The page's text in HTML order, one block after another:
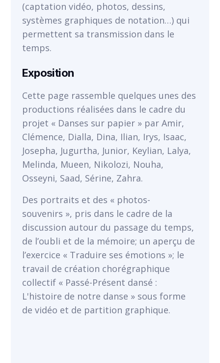
(captation vidéo, photos, dessins,
systèmes graphiques de notation…) qui
permettent sa transmission dans le
temps.
Exposition
Cette page rassemble quelques unes des
productions réalisées dans le cadre du
projet « Danses sur papier » par Amir,
Clémence, Dialla, Dina, Ilian, Irys, Isaac,
Josepha, Jugurtha, Junior, Keylian, Lalya,
Melinda, Mueen, Nikolozi, Nouha,
Osseyni, Saad, Sérine, Zahra.
Des portraits et des « photos-
souvenirs », pris dans le cadre de la
discussion autour du passage du temps,
de l’oubli et de la mémoire; un aperçu de
l’exercice « Traduire ses émotions »; le
travail de création chorégraphique
collectif « Passé-Présent dansé :
L'histoire de notre danse » sous forme
de vidéo et de partition graphique.